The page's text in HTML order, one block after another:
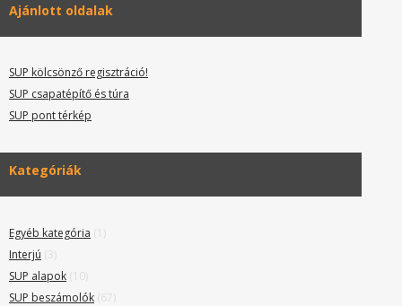
Ajánlott oldalak
SUP kölcsönző regisztráció!
SUP csapatépítő és túra
SUP pont térkép
Kategóriák
Egyéb kategória (1)
Interjú (3)
SUP alapok (10)
SUP beszámolók (67)